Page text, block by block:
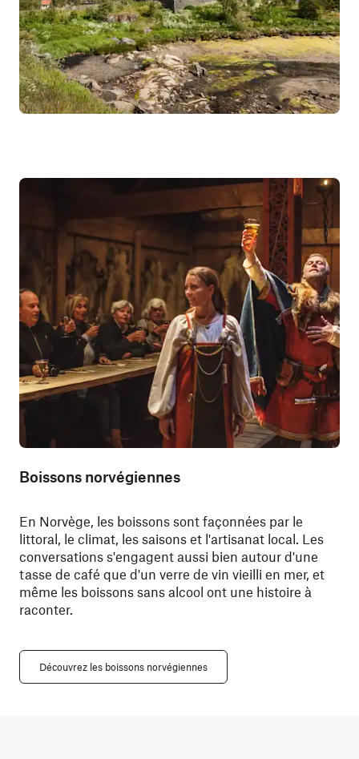
Boissons norvégiennes
En Norvège, les boissons sont façonnées par le
littoral, le climat, les saisons et l'artisanat local. Les
conversations s'engagent aussi bien autour d'une
tasse de café que d'un verre de vin vieilli en mer, et
même les boissons sans alcool ont une histoire à
raconter.
Découvrez les boissons norvégiennes